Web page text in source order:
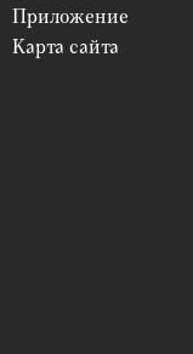
Приложение
Карта сайта